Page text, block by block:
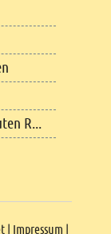
| Impressum |
R...